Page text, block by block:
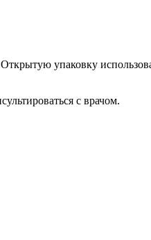
упаковку
с врачом.